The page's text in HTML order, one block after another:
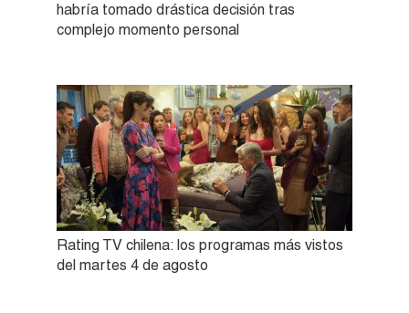
habría tomado drástica decisión tras
complejo momento personal
Rating TV chilena: los programas más vistos
del martes 4 de agosto